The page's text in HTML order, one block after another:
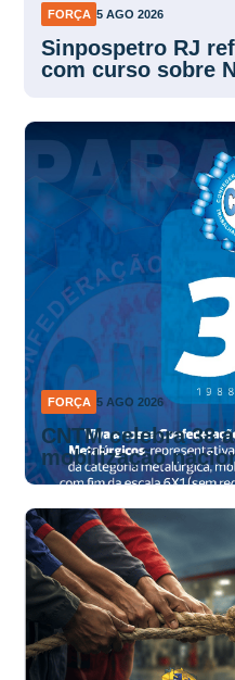
FORÇA 5 AGO 2026
Sinpospetro RJ
com curso sobre
FORÇA 5 AGO 2026
CNTM celebra 38
mobilização